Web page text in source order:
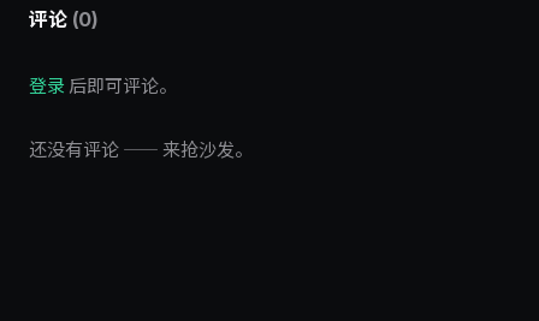
评论 (0)
登录 后即可评论。
还没有评论 —— 来抢沙发。